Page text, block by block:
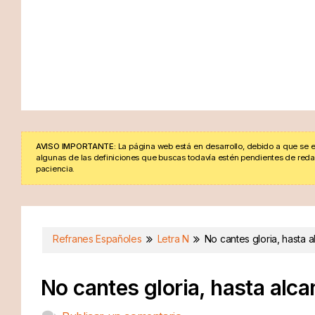
AVISO IMPORTANTE: La página web está en desarrollo, debido a que
algunas de las definiciones que buscas todavía estén pendientes de
paciencia.
Refranes Españoles Letra N No cantes gloria, hasta
No cantes gloria, hasta